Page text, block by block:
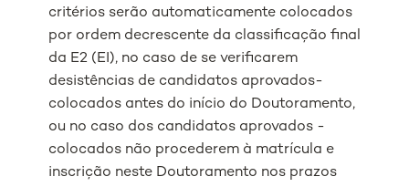
critérios serão automaticamente colocados
por ordem decrescente da classificação final
da E2 (EI), no caso de se verificarem
desistências de candidatos aprovados-
colocados antes do início do Doutoramento,
ou no caso dos candidatos aprovados -
colocados não procederem à matrícula e
inscrição neste Doutoramento nos prazos